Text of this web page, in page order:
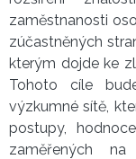
zaměstnanosti
zúčastněných
kterým dojde ke
Tohoto cíle
výzkumné sítě,
postupy,
zaměřených